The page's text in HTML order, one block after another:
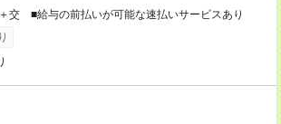
交 ■給与の前払いが可能な速払いサービスあり